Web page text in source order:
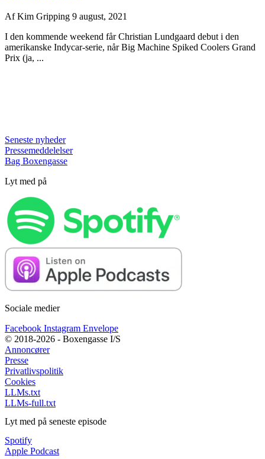
AfKim Gripping 9 august, 2021
I den kommende weekend får Christian Lundgaard debut i den
amerikanske Indycar-serie, når Big Machine Spiked Coolers Grand
Prix (ja, ...
Seneste nyheder
Pressemeddelelser
Bag Boxengasse
Lyt med på
Sociale medier
Facebook Instagram Envelope
© 2018-2026 - Boxengasse I/S
Annoncører
Presse
Privatlivspolitik
Cookies
LLMs.txt
LLMs-full.txt
Lyt med på seneste episode
Spotify
Apple Podcast